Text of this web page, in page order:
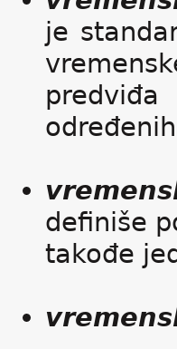
je
definiše
takođe